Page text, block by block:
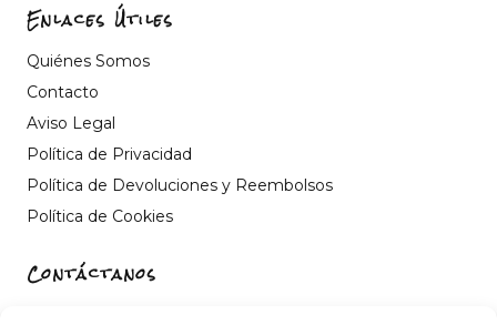
Enlaces Útiles
Quiénes Somos
Contacto
Aviso Legal
Política de Privacidad
Política de Devoluciones y Reembolsos
Política de Cookies
Contáctanos